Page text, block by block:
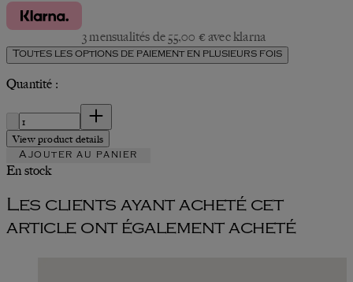
3 mensualités de 55,00 € avec klarna
Toutes les options de paiement en plusieurs fois
Quantité :
Quantité :
View product details
Ajouter au panier
En stock
Les clients ayant acheté cet
article ont également acheté